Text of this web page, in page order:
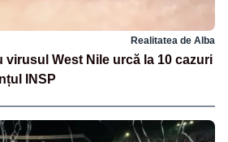
Realitatea de Alba
virusul West Nile urcă la 10 cazuri
INSP